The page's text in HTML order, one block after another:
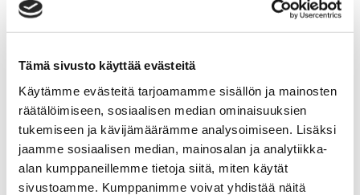
Tämä sivusto käyttää evästeitä
Käytämme evästeitä tarjoamamme sisällön ja mainosten
räätälöimiseen, sosiaalisen median ominaisuuksien
tukemiseen ja kävijämäärämme analysoimiseen. Lisäksi
jaamme sosiaalisen median, mainosalan ja analytiikka-
alan kumppaneillemme tietoja siitä, miten käytät
sivustoamme. Kumppanimme voivat yhdistää näitä
Anne Sarja
Psykoterapeutti